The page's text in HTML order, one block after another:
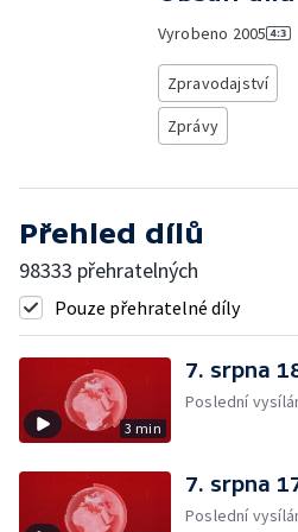
Vyrobeno 2005
Zpravodajství
Zprávy
Přehled dílů
98333 přehratelných
Pouze přehratelné díly
3 min
7. srpna
Poslední
7. srpna
Poslední